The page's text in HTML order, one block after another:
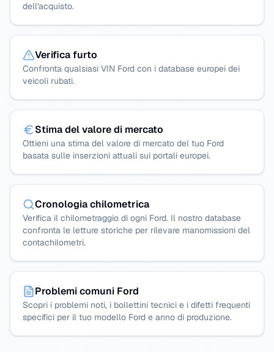
dell'acquisto.
Verifica furto
Confronta qualsiasi VIN Ford con i database europei dei
veicoli rubati.
Stima del valore di mercato
Ottieni una stima del valore di mercato del tuo Ford
basata sulle inserzioni attuali sui portali europei.
Cronologia chilometrica
Verifica il chilometraggio di ogni Ford. Il nostro database
confronta le letture storiche per rilevare manomissioni del
contachilometri.
Problemi comuni Ford
Scopri i problemi noti, i bollettini tecnici e i difetti frequenti
specifici per il tuo modello Ford e anno di produzione.